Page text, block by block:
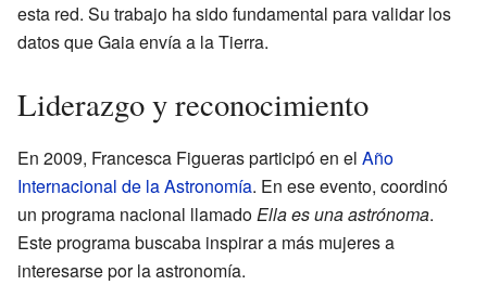
esta red. Su trabajo ha sido fundamental para validar los
datos que Gaia envía a la Tierra.
Liderazgo y reconocimiento
En 2009, Francesca Figueras participó en el Año
Internacional de la Astronomía. En ese evento, coordinó
un programa nacional llamadoElla es una astrónoma.
Este programa buscaba inspirar a más mujeres a
interesarse por la astronomía.